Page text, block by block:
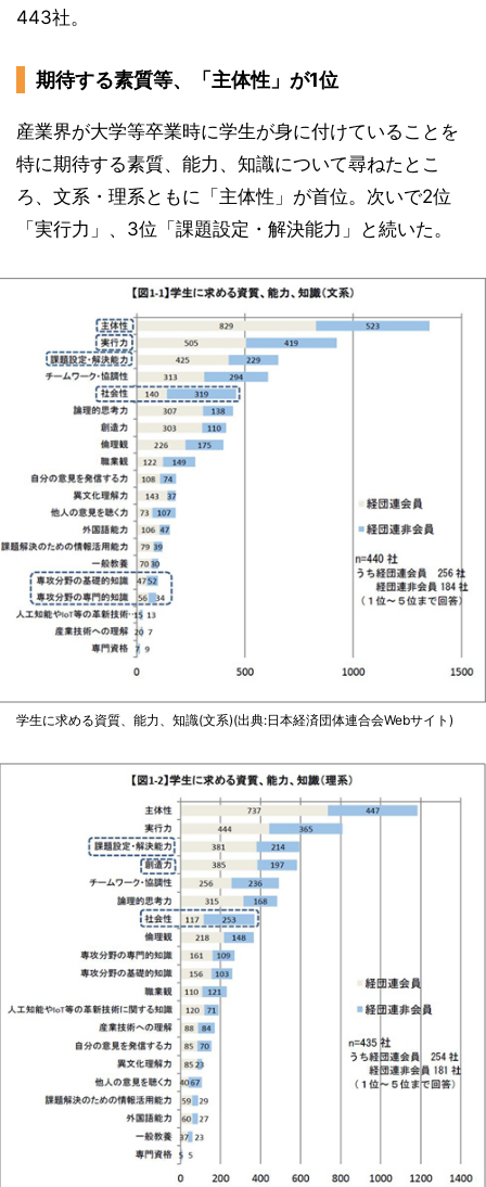
443社。
期待する素質等、「主体性」が1位
産業界が大学等卒業時に学生が身に付けていることを
特に期待する素質、能力、知識について尋ねたとこ
ろ、文系・理系ともに「主体性」が首位。次いで2位
「実行力」、3位「課題設定・解決能力」と続いた。
学生に求める資質、能力、知識(文系)(出典:日本経済団体連合会Webサイト)